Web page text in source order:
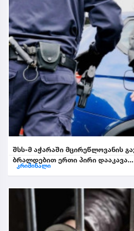
შსს-მ აჭარაში მცირეწლოვანის
ბრალდებით ერთი პირი დააკავა...
კრიმინალი